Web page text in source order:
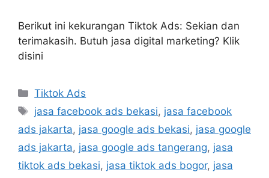
Berikut ini kekurangan Tiktok Ads: Sekian dan
terimakasih. Butuh jasa digital marketing? Klik
disini
Tiktok Ads
jasa facebook ads bekasi, jasa facebook
ads jakarta, jasa google ads bekasi, jasa google
ads jakarta, jasa google ads tangerang, jasa
tiktok ads bekasi, jasa tiktok ads bogor, jasa